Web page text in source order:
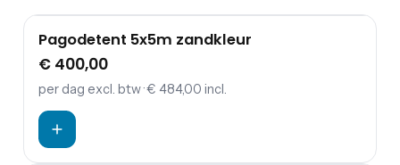
Pagodetent 5x5m zandkleur
€ 400,00
per dag excl. btw· € 484,00 incl.